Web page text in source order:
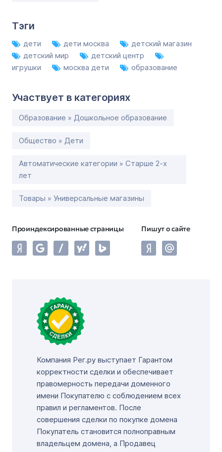
Тэги
дети дети москва
детский магазин
детский мир
детский центр
игрушки
москва дети образование
Участвует в категориях
Образование » Дошкольное образование
Общество » Дети
Автоматические категории » Старше 2-х
лет
Товары » Универсальные магазины
Проиндексированные страницы Пишут о сайте
Компания Рег.ру выступает Гарантом
корректности сделки и обеспечивает
правомерность передачи доменного
имени Покупателю с соблюдением всех
правил и регламентов. После
совершения сделки по покупке домена
Покупатель становится полноправным
владельцем домена, а Продавец